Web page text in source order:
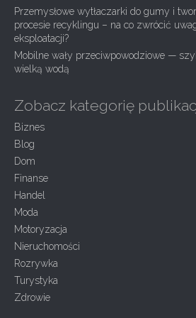
Przemysłowe wytłaczarki do gumy i
procesie recyklingu – na co zwrócić
eksploatacji?
Mobilne wały przeciwpowodziowe —
wielką wodą
Zobacz kategorię
Biznes
Blog
Dom
Finanse
Handel
Moda
Motoryzacja
Nieruchomości
Rozrywka
Turystyka
Zdrowie